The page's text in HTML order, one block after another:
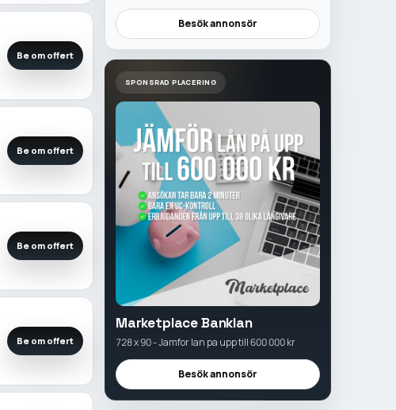
Be om offert
Be om offert
Be om offert
Be om offert
Besök annonsör
SPONSRAD PLACERING
Marketplace Banklan
728 x 90 - Jamfor lan pa upp till 600 000 kr
Besök annonsör